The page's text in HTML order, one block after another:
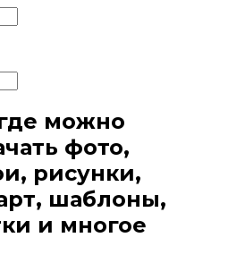
можно
фото,
рисунки,
шаблоны,
и многое